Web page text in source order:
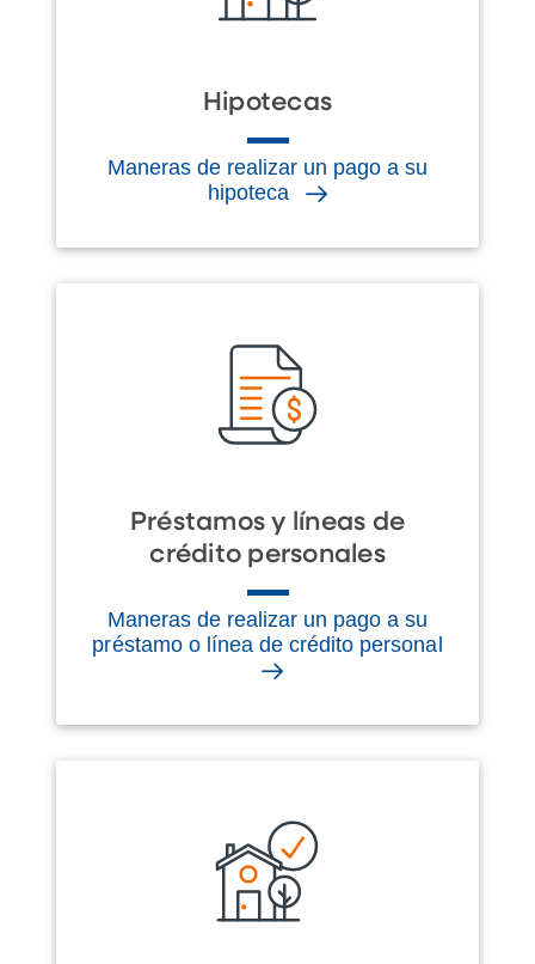
Hipotecas
Maneras de realizar un pago a su
hipoteca
Préstamos y líneas de
crédito personales
Maneras de realizar un pago a su
préstamo o línea de crédito personal